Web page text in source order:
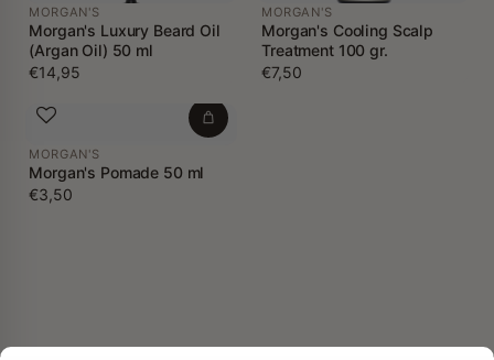
MORGAN'S
Morgan's Luxury Beard Oil
(Argan Oil) 50 ml
€14,95
MORGAN'S
Morgan's Cooling Scalp
Treatment 100 gr.
€7,50
MORGAN'S
Morgan's Pomade 50 ml
€3,50